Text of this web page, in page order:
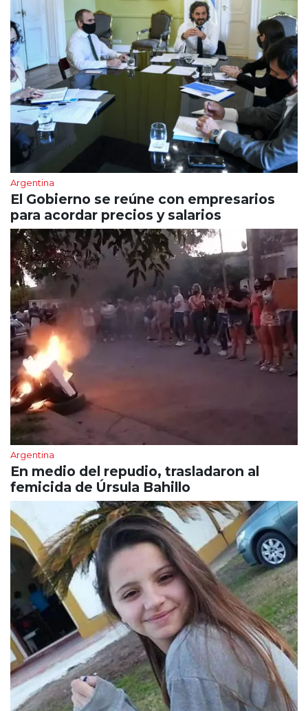
Argentina
El Gobierno se reúne con empresarios
para acordar precios y salarios
Argentina
En medio del repudio, trasladaron al
femicida de Úrsula Bahillo